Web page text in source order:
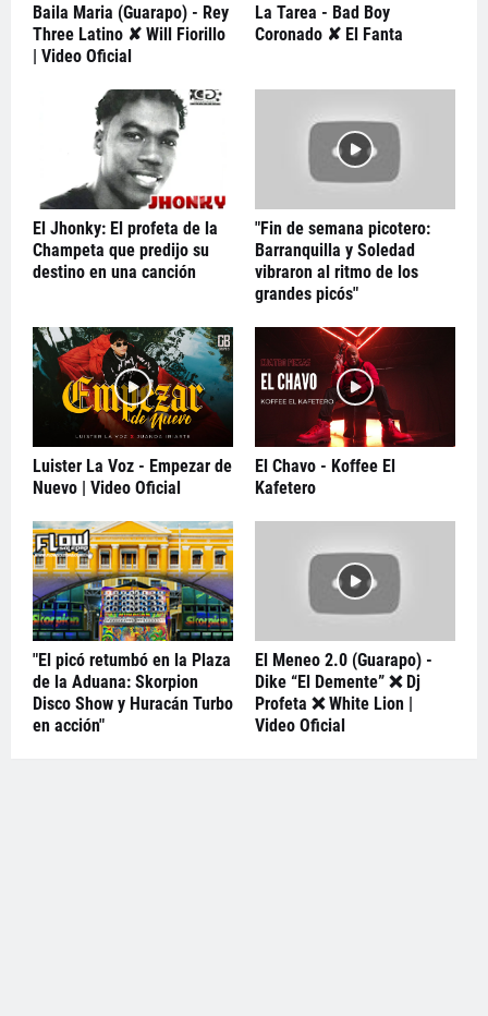
Baila Maria (Guarapo) - Rey
Three Latino ✘ Will Fiorillo
| Video Oficial
La Tarea - Bad Boy
Coronado ✘ El Fanta
El Jhonky: El profeta de la
Champeta que predijo su
destino en una canción
"Fin de semana picotero:
Barranquilla y Soledad
vibraron al ritmo de los
grandes picós"
Luister La Voz - Empezar de
Nuevo | Video Oficial
El Chavo - Koffee El
Kafetero
"El picó retumbó en la Plaza
de la Aduana: Skorpion
Disco Show y Huracán Turbo
en acción"
El Meneo 2.0 (Guarapo) -
Dike “El Demente” ❌ Dj
Profeta ❌ White Lion |
Video Oficial